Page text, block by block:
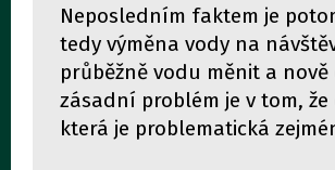
Neposledním faktem je
tedy výměna vody na
průběžně vodu měnit a
zásadní problém je v tom,
která je problematická